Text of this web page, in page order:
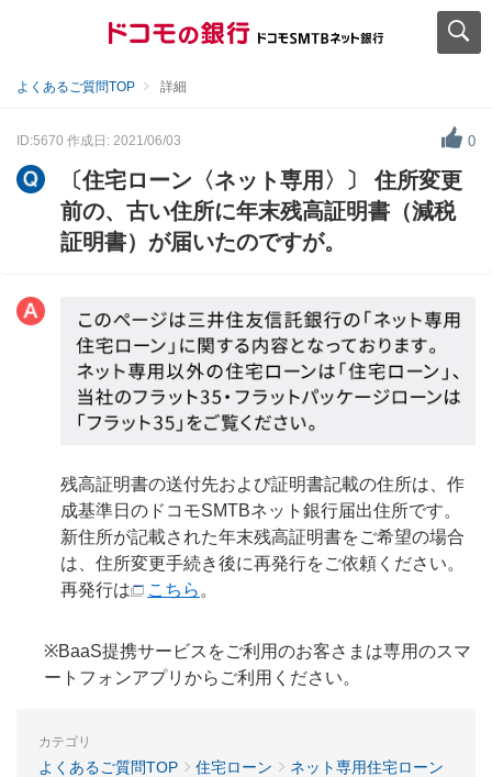
よくあるご質問TOP 詳細
ID:5670 作成日: 2021/06/03 0
〔住宅ローン〈ネット専用〉〕 住所変更
前の、古い住所に年末残高証明書（減税
証明書）が届いたのですが。
残高証明書の送付先および証明書記載の住所は、作
成基準日のドコモSMTBネット銀行届出住所です。
新住所が記載された年末残高証明書をご希望の場合
は、住所変更手続き後に再発行をご依頼ください。
再発行は
こちら 。
※BaaS提携サービスをご利用のお客さまは専用のスマ
ートフォンアプリからご利用ください。
カテゴリ
よくあるご質問TOP 住宅ローン
ネット専用住宅ローン